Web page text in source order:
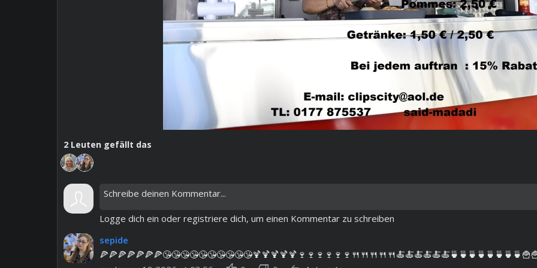
2 Leuten gefällt das
Logge dich ein oder registriere dich, um einen Kommentar zu schreiben
sepide